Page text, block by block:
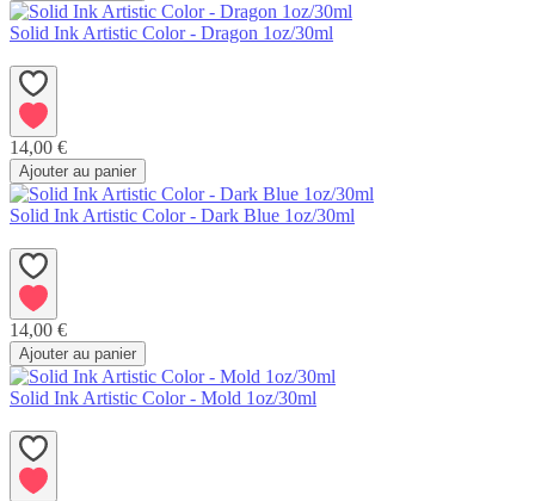
Solid Ink Artistic Color - Dragon 1oz/30ml
14,00 €
Ajouter au panier
Solid Ink Artistic Color - Dark Blue 1oz/30ml
14,00 €
Ajouter au panier
Solid Ink Artistic Color - Mold 1oz/30ml